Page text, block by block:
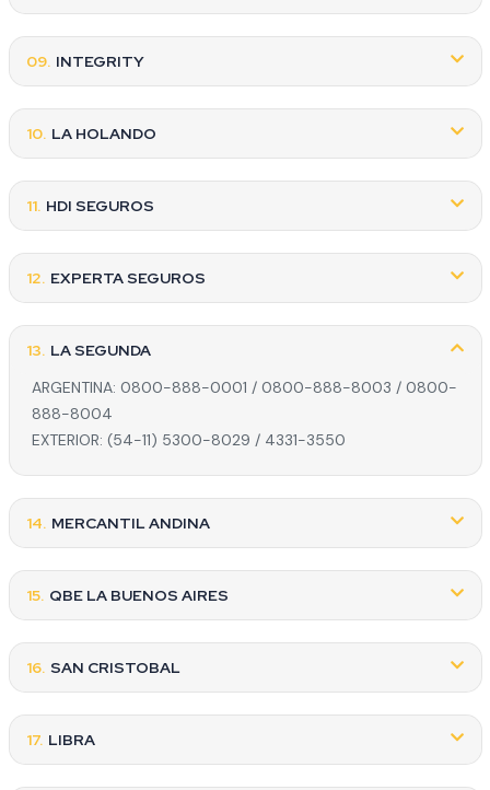
09. INTEGRITY
10. LA HOLANDO
11. HDI SEGUROS
12. EXPERTA SEGUROS
13. LA SEGUNDA
ARGENTINA: 0800-888-0001 / 0800-888-8003 / 0800-
888-8004
EXTERIOR: (54-11) 5300-8029 / 4331-3550
14. MERCANTIL ANDINA
15. QBE LA BUENOS AIRES
16. SAN CRISTOBAL
17. LIBRA